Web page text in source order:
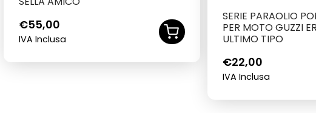
€55,00
IVA Inclusa
SERIE PARAOLIO
PER MOTO GUZZI
ULTIMO TIPO
€22,00
IVA Inclusa